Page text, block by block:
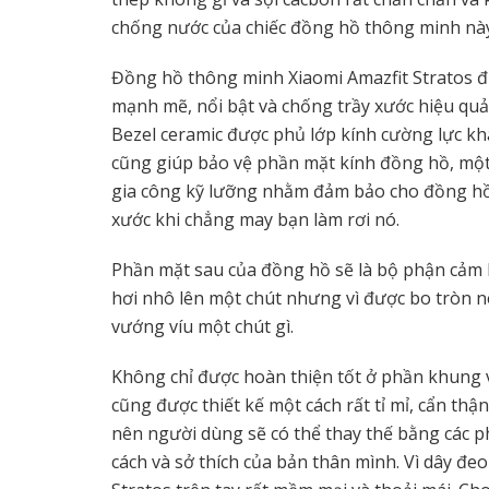
chống nước của chiếc đồng hồ thông minh
Đồng hồ thông minh Xiaomi Amazfit Stratos
mạnh mẽ, nổi bật và chống trầy xước hiệu
Bezel ceramic được phủ lớp kính cường lực
cũng giúp bảo vệ phần mặt kính đồng hồ,
gia công kỹ lưỡng nhằm đảm bảo cho đồng
xước khi chẳng may bạn làm rơi nó.
Phần mặt sau của đồng hồ sẽ là bộ phận
hơi nhô lên một chút nhưng vì được bo tròn
vướng víu một chút gì.
Không chỉ được hoàn thiện tốt ở phần
cũng được thiết kế một cách rất tỉ mỉ, cẩn
nên người dùng sẽ có thể thay thế bằng các
cách và sở thích của bản thân mình. Vì dây